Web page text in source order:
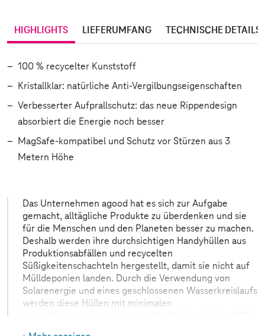
HIGHLIGHTS LIEFERUMFANG TECHNISCHE DETAILS
100 % recycelter Kunststoff
Kristallklar: natürliche Anti-Vergilbungseigenschaften
Verbesserter Aufprallschutz: das neue Rippendesign
absorbiert die Energie noch besser
MagSafe-kompatibel und Schutz vor Stürzen aus 3
Metern Höhe
Das Unternehmen agood hat es sich zur Aufgabe
gemacht, alltägliche Produkte zu überdenken und sie
für die Menschen und den Planeten besser zu machen.
Deshalb werden ihre durchsichtigen Handyhüllen aus
Produktionsabfällen und recycelten
Süßigkeitenschachteln hergestellt, damit sie nicht auf
Mülldeponien landen. Durch die Verwendung von
Solarenergie und eines geschlossenen Wasserkreislaufs
werden diese Hüllen mit minimalen